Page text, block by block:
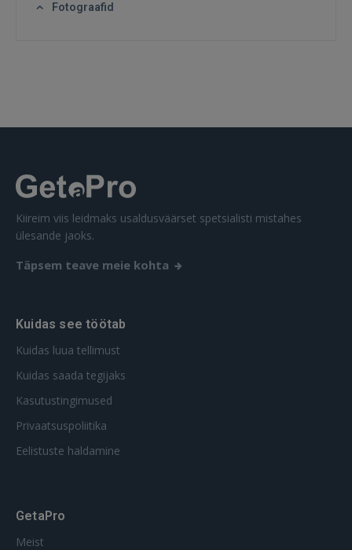
Ei ole veel registreerunud?
Fotograafid
Kiireim viis leidmaks usaldusväärset spetsialisti mistahes
ülesande jaoks.
Täpsem teave meie kohta
Kuidas see töötab
Kuidas luua tellimust
Kuidas saada tegijaks
Kasutustingimused
Privaatsuspoliitika
Eelistuste haldamine
GetaPro
Meist